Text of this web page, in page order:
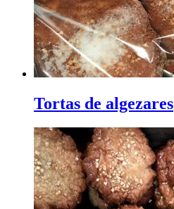
Tortas de algezares